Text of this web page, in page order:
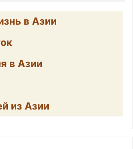
в Азии
в Азии
из Азии